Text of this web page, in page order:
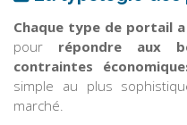
Chaque type de portail
pour répondre aux
contraintes
simple au plus
marché.